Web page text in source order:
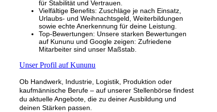
für Stabilität und Vertrauen.
Vielfältige Benefits: Zuschläge je nach Einsatz,
Urlaubs- und Weihnachtsgeld, Weiterbildungen
sowie echte Anerkennung für deine Leistung.
Top-Bewertungen: Unsere starken Bewertungen
auf Kununu und Google zeigen: Zufriedene
Mitarbeiter sind unser Maßstab.
Unser Profil auf Kununu
Ob Handwerk, Industrie, Logistik, Produktion oder
kaufmännische Berufe – auf unserer Stellenbörse findest
du aktuelle Angebote, die zu deiner Ausbildung und
deinen Stärken passen.